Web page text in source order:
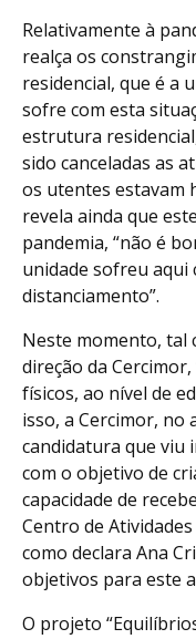
Relativamente à
realça os
residencial, que é a
sofre com esta
estrutura
sido canceladas as
os utentes estavam
revela ainda que
pandemia, “não é
unidade sofreu aqui
distanciamento”.
Neste momento, tal
direção da
físicos, ao nível de
isso, a Cercimor, no
candidatura que viu
com o objetivo de
capacidade de
Centro de
como declara Ana
objetivos para este
O projeto